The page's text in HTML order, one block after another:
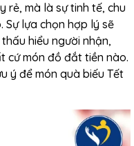
rẻ, mà là sự tinh tế, chu
lựa chọn hợp lý sẽ
hiểu người nhận,
cứ món đồ đắt tiền nào.
ý để món quà biếu Tết